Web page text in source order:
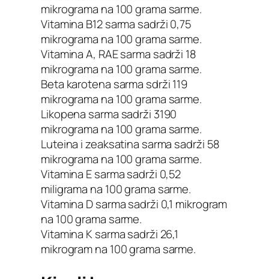
mikrograma na 100 grama sarme.
Vitamina B12 sarma sadrži 0,75
mikrograma na 100 grama sarme.
Vitamina A, RAE sarma sadrži 18
mikrograma na 100 grama sarme.
Beta karotena sarma sdrži 119
mikrograma na 100 grama sarme.
Likopena sarma sadrži 3190
mikrograma na 100 grama sarme.
Luteina i zeaksatina sarma sadrži 58
mikrograma na 100 grama sarme.
Vitamina E sarma sadrži 0,52
miligrama na 100 grama sarme.
Vitamina D sarma sadrži 0,1 mikrogram
na 100 grama sarme.
Vitamina K sarma sadrži 26,1
mikrogram na 100 grama sarme.